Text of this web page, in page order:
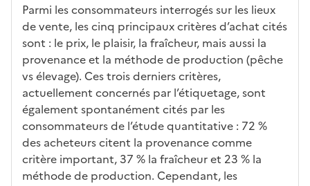
Parmi les consommateurs interrogés sur les lieux
de vente, les cinq principaux critères d’achat cités
sont : le prix, le plaisir, la fraîcheur, mais aussi la
provenance et la méthode de production (pêche
vs élevage). Ces trois derniers critères,
actuellement concernés par l’étiquetage, sont
également spontanément cités par les
consommateurs de l’étude quantitative : 72 %
des acheteurs citent la provenance comme
critère important, 37 % la fraîcheur et 23 % la
méthode de production. Cependant, les